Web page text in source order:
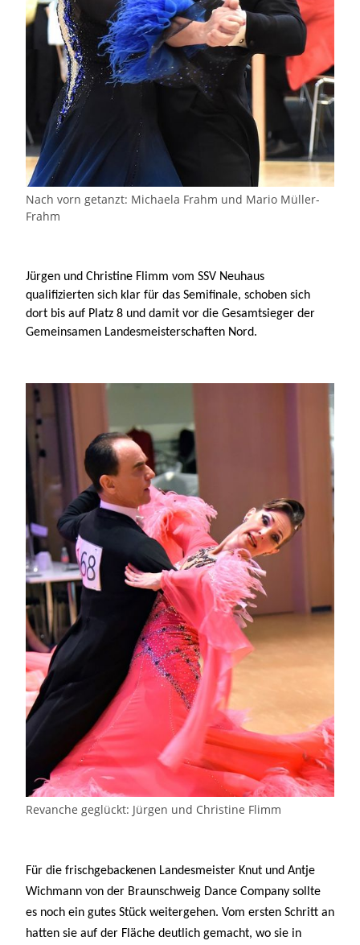
Nach vorn getanzt: Michaela Frahm und Mario Müller-
Frahm
Jürgen und Christine Flimm vom SSV Neuhaus
qualifizierten sich klar für das Semifinale, schoben sich
Revanche geglückt: Jürgen und Christine Flimm
Für die frischgebackenen Landesmeister Knut und Antje
Wichmann von der Braunschweig Dance Company sollte
diesem Turnier hinwollten.Neben fünf Finalpaaren aus
dem Vorjahr waren sie dann tatsächlich die einzigen
Newcomer im diesjährigen Finale und kämpften sich bis
auf Platz 4 vor – genau den Platz, den ihr Präsident als Ziel